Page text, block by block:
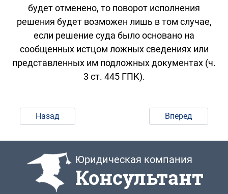
будет отменено, то поворот исполнения
решения будет возможен лишь в том случае,
если решение суда было основано на
сообщенных истцом ложных сведениях или
представленных им подложных документах (ч.
3 ст. 445 ГПК).
Назад Вперед
Юридическая компания
Консультант